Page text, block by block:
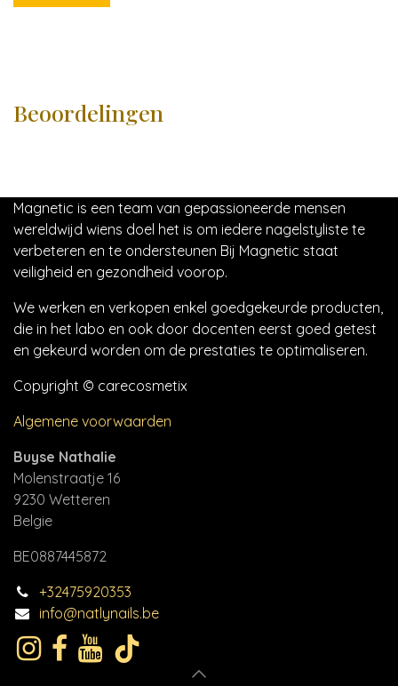
Beoordelingen
Magnetic is een team van gepassioneerde mensen
wereldwijd wiens doel het is om iedere nagelstyliste te
verbeteren en te ondersteunen Bij Magnetic staat
veiligheid en gezondheid voorop.
We werken en verkopen enkel goedgekeurde producten,
die in het labo en ook door docenten eerst goed getest
en gekeurd worden om de prestaties te optimaliseren.
Copyright © carecosmetix
Algemene voorwaarden
Buyse Nathalie
Molenstraatje 16
9230 Wetteren
Belgie
BE0887445872
+32475920353
info@natlynails.be